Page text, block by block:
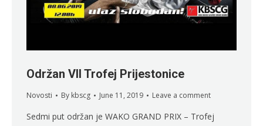
Održan VII Trofej Prijestonice
Novosti By kbscg June 11, 2019 Leave a comment
Sedmi put održan je WAKO GRAND PRIX – Trofej